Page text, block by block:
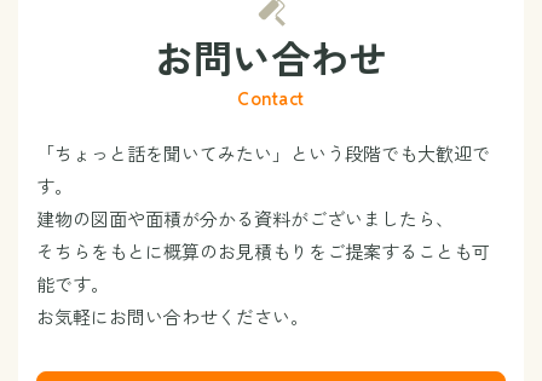
お問い合わせ
Contact
「ちょっと話を聞いてみたい」という段階でも大歓迎で
す。
建物の図面や面積が分かる資料がございましたら、
そちらをもとに概算のお見積もりをご提案することも可
能です。
お気軽にお問い合わせください。